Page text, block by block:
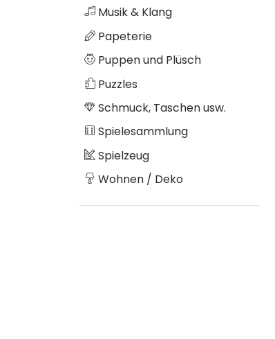
Musik & Klang
Papeterie
Puppen und Plüsch
Puzzles
Schmuck, Taschen usw.
Spielesammlung
Spielzeug
Wohnen / Deko